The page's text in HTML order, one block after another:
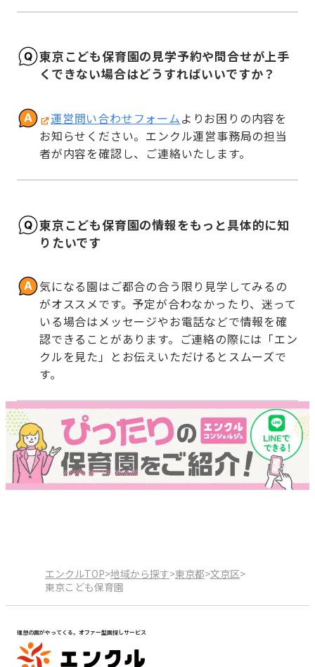
東京こども保育園の見学予約や問合せが上手
くできない場合はどうすればいいですか？
運営問い合わせフォームよりお困りの内容を
お知らせください。エンクル運営事務局の担当
者が内容を確認し、ご連絡いたします。
東京こども保育園の情報をもっと具体的に知
りたいです
気になる園はご都合の合う限り見学してみるの
がオススメです。予定が合わなかったり、迷って
いる場合はメッセージやお電話などで情報を確
認できることがあります。ご連絡の際には「エン
クルを見た」とお伝えいただけるとスムーズで
す。
エンクルTOP>地域から探す>東京都>文京区>
東京こども保育園
理想の園がやってくる。オファー型園探しサービス